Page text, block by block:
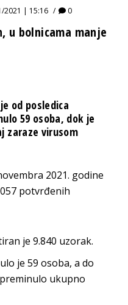
2021 | 15:16 0
u bolnicama manje
od posledica
59 osoba, dok je
zaraze virusom
2021. godine
potvrđenih
je 9.840 uzorak.
je 59 osoba, a do
ukupno